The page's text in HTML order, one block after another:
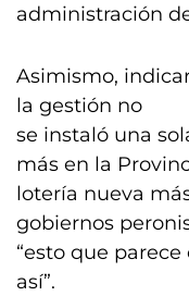
administración
Asimismo,
la gestión no
se instaló una
más en la
lotería nueva
gobiernos
“esto que
así”.